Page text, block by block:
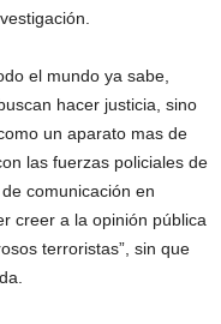
el mundo ya sabe,
hacer justicia, sino
un aparato mas de
las fuerzas policiales de
comunicación en
creer a la opinión pública
terroristas”, sin que